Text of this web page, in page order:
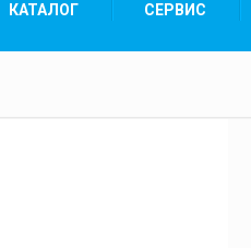
КАТАЛОГ СЕРВИС